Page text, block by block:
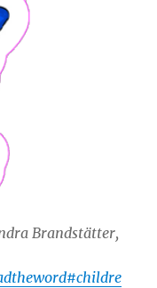
Brandstätter,